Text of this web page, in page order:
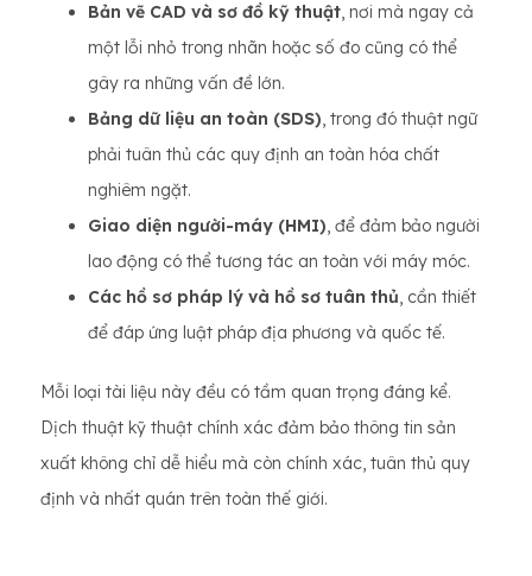
Bản vẽ CAD và sơ đồ kỹ thuật, nơi mà ngay cả
một lỗi nhỏ trong nhãn hoặc số đo cũng có thể
gây ra những vấn đề lớn.
Bảng dữ liệu an toàn (SDS), trong đó thuật ngữ
phải tuân thủ các quy định an toàn hóa chất
nghiêm ngặt.
Giao diện người-máy (HMI), để đảm bảo người
lao động có thể tương tác an toàn với máy móc.
Các hồ sơ pháp lý và hồ sơ tuân thủ, cần thiết
để đáp ứng luật pháp địa phương và quốc tế.
Mỗi loại tài liệu này đều có tầm quan trọng đáng kể.
Dịch thuật kỹ thuật chính xác đảm bảo thông tin sản
xuất không chỉ dễ hiểu mà còn chính xác, tuân thủ quy
định và nhất quán trên toàn thế giới.